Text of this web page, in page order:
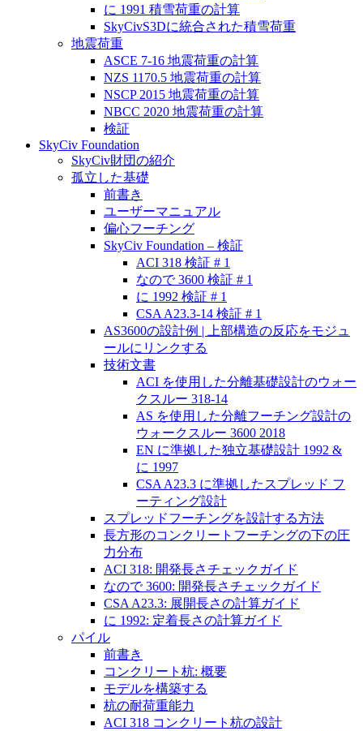
に 1991 積雪荷重の計算
SkyCivS3Dに統合された積雪荷重
地震荷重
ASCE 7-16 地震荷重の計算
NZS 1170.5 地震荷重の計算
NSCP 2015 地震荷重の計算
NBCC 2020 地震荷重の計算
検証
SkyCiv Foundation
SkyCiv財団の紹介
孤立した基礎
前書き
ユーザーマニュアル
偏心フーチング
SkyCiv Foundation – 検証
ACI 318 検証 # 1
なので 3600 検証 # 1
に 1992 検証 # 1
CSA A23.3-14 検証 # 1
AS3600の設計例 | 上部構造の反応をモジュ
ールにリンクする
技術文書
ACI を使用した分離基礎設計のウォー
クスルー 318-14
AS を使用した分離フーチング設計の
ウォークスルー 3600 2018
EN に準拠した独立基礎設計 1992 &
に 1997
CSA A23.3 に準拠したスプレッド フ
ーティング設計
スプレッドフーチングを設計する方法
長方形のコンクリートフーチングの下の圧
力分布
ACI 318: 開発長さチェックガイド
なので 3600: 開発長さチェックガイド
CSA A23.3: 展開長さの計算ガイド
に 1992: 定着長さの計算ガイド
パイル
前書き
コンクリート杭: 概要
モデルを構築する
杭の耐荷重能力
ACI 318 コンクリート杭の設計